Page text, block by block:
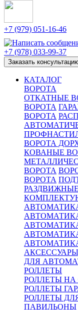
+7 (979) 051-16-46
+7 (978) 033-99-37
Заказать
КАТАЛОГ
ВОРОТА
ОТКАТНЫЕ
ВОРОТА
ВОРОТА
ВОРОТА
КОВАНЫЕ
ВОРОТА
ВОРОТА
ДЛЯ
РОЛЛЕТЫ
РОЛЛЕТЫ НА
РОЛЛЕТЫ
РОЛЛЕТЫ
ПАВИЛЬОНЫ